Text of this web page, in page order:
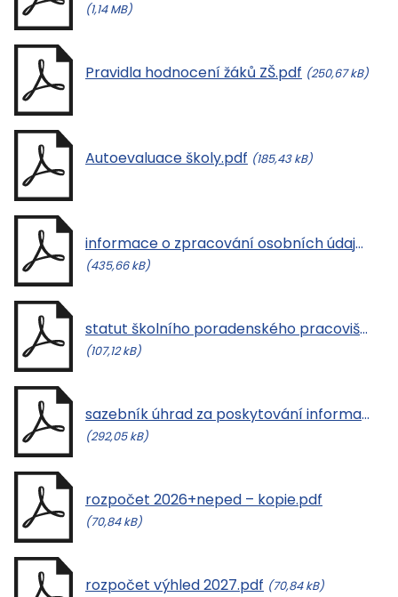
(1,14 MB)
Pravidla hodnocení žáků ZŠ.pdf (250,67 kB)
Autoevaluace školy.pdf (185,43 kB)
informace o zpracování osobních údajů.pdf
(435,66 kB)
statut školního poradenského pracoviště.pdf
(107,12 kB)
sazebník úhrad za poskytování informací.pdf
(292,05 kB)
rozpočet 2026+neped – kopie.pdf
(70,84 kB)
rozpočet výhled 2027.pdf (70,84 kB)